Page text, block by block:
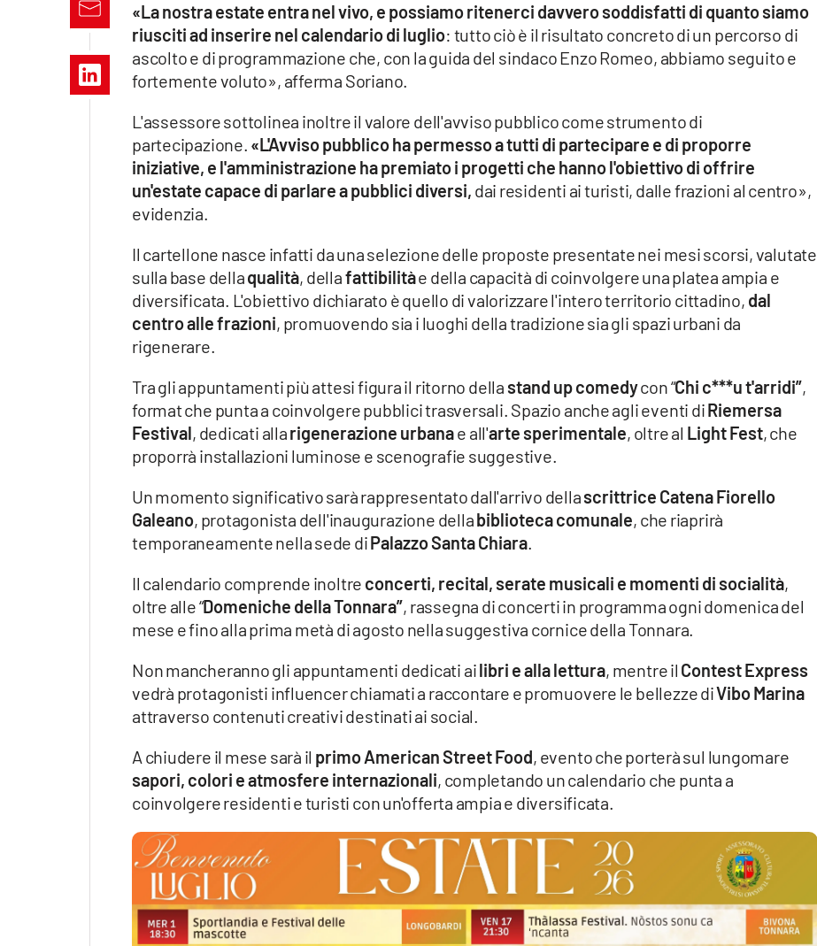
Vai
«La nostra estate entra nel vivo, e possiamo ritenerci davvero soddisfatti di quanto siamo
riusciti ad inserire nel calendario di luglio: tutto ciò è il risultato concreto di un percorso di
ascolto e di programmazione che, con la guida del sindaco Enzo Romeo, abbiamo seguito e
fortemente voluto», afferma Soriano.
L'assessore sottolinea inoltre il valore dell'avviso pubblico come strumento di
partecipazione. «L'Avviso pubblico ha permesso a tutti di partecipare e di proporre
iniziative, e l'amministrazione ha premiato i progetti che hanno l'obiettivo di offrire
un'estate capace di parlare a pubblici diversi, dai residenti ai turisti, dalle frazioni al centro»,
evidenzia.
Il cartellone nasce infatti da una selezione delle proposte presentate nei mesi scorsi, valutate
sulla base dellaqualità, dellafattibilitàe della capacità di coinvolgere una platea ampia e
diversificata. L'obiettivo dichiarato è quello di valorizzare l'intero territorio cittadino, dal
centro alle frazioni, promuovendo sia i luoghi della tradizione sia gli spazi urbani da
rigenerare.
Tra gli appuntamenti più attesi figura il ritorno della stand up comedycon “Chi c***u t'arridi”,
format che punta a coinvolgere pubblici trasversali. Spazio anche agli eventi diRiemersa
Festival, dedicati allarigenerazione urbanae all'arte sperimentale, oltre al Light Fest, che
proporrà installazioni luminose e scenografie suggestive.
Un momento significativo sarà rappresentato dall'arrivo dellascrittrice Catena Fiorello
Galeano, protagonista dell'inaugurazione dellabiblioteca comunale, che riaprirà
temporaneamente nella sede diPalazzo Santa Chiara.
Il calendario comprende inoltre concerti, recital, serate musicali e momenti di socialità,
oltre alle “Domeniche della Tonnara”, rassegna di concerti in programma ogni domenica del
mese e fino alla prima metà di agosto nella suggestiva cornice della Tonnara.
Non mancheranno gli appuntamenti dedicati ailibri e alla lettura, mentre il Contest Express
vedrà protagonisti influencer chiamati a raccontare e promuovere le bellezze diVibo Marina
attraverso contenuti creativi destinati ai social.
A chiudere il mese sarà il primo American Street Food, evento che porterà sul lungomare
sapori, colori e atmosfere internazionali, completando un calendario che punta a
coinvolgere residenti e turisti con un'offerta ampia e diversificata.